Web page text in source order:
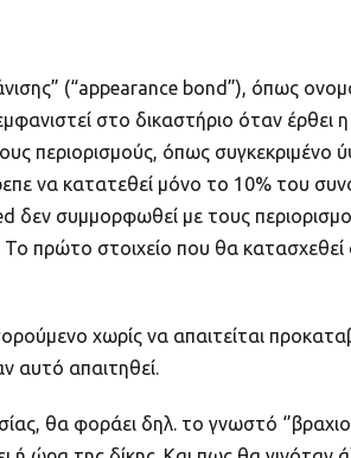
(“appearance bond”), όπως
στο δικαστήριο όταν έρθει
περιορισμούς, όπως συγκεκριμένο
να κατατεθεί μόνο το 10% του
συμμορφωθεί με τους
πρώτο στοιχείο που θα
χωρίς να απαιτείται
αυτό απαιτηθεί.
θα φοράει δηλ. το γνωστό